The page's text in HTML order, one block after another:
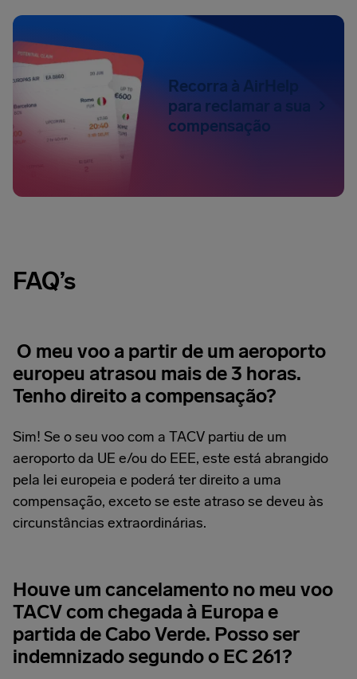
Recorra à AirHelp
para reclamar a sua
compensação
FAQ’s
O meu voo a partir de um aeroporto
europeu atrasou mais de 3 horas.
Tenho direito a compensação?
Sim! Se o seu voo com a TACV partiu de um
aeroporto da UE e/ou do EEE, este está abrangido
pela lei europeia e poderá ter direito a uma
compensação, exceto se este atraso se deveu às
circunstâncias extraordinárias.
Houve um cancelamento no meu voo
TACV com chegada à Europa e
partida de Cabo Verde. Posso ser
indemnizado segundo o EC 261?